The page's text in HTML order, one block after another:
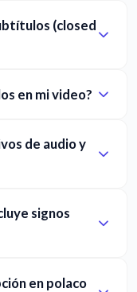
(closed
en mi video?
de audio y
signos
en polaco